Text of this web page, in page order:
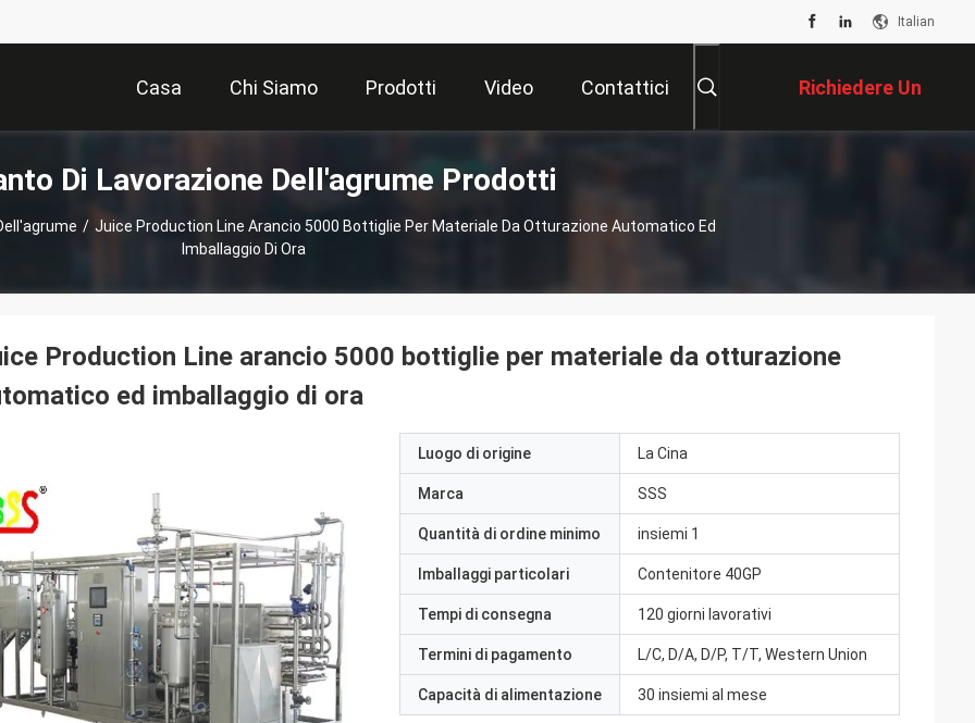
Italian
Casa Chi Siamo Prodotti Video Contattici Richiedere Un
Preventivo
Di Lavorazione Dell'agrume Prodotti
/ Juice Production Line Arancio 5000 Bottiglie Per Materiale Da Otturazione Automatico Ed
Imballaggio Di Ora
Production Line arancio 5000 bottiglie per materiale da otturazione
ed imballaggio di ora
Luogo di origine La Cina
Marca SSS
Quantità di ordine minimo insiemi 1
Imballaggi particolari Contenitore 40GP
Tempi di consegna 120 giorni lavorativi
Termini di pagamento L/C, D/A, D/P, T/T, Western Union
Capacità di alimentazione 30 insiemi al mese